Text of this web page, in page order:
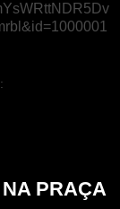
PRAÇA